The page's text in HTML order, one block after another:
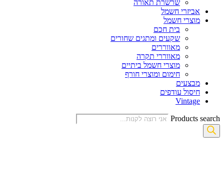
שרשרת תאורה
אביזרי חשמל
מוצרי חשמל
בית חכם
שקעים ומתגים שחורים
מאווררים
מאווררי תקרה
מוצרי חשמל ביתיים
חימום ומוצרי חורף
מבצעים
חיסול עודפים
Vintage
Products search